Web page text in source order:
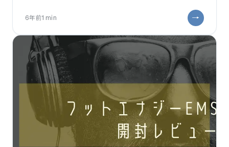
機械は使ったことが
6年前1 min